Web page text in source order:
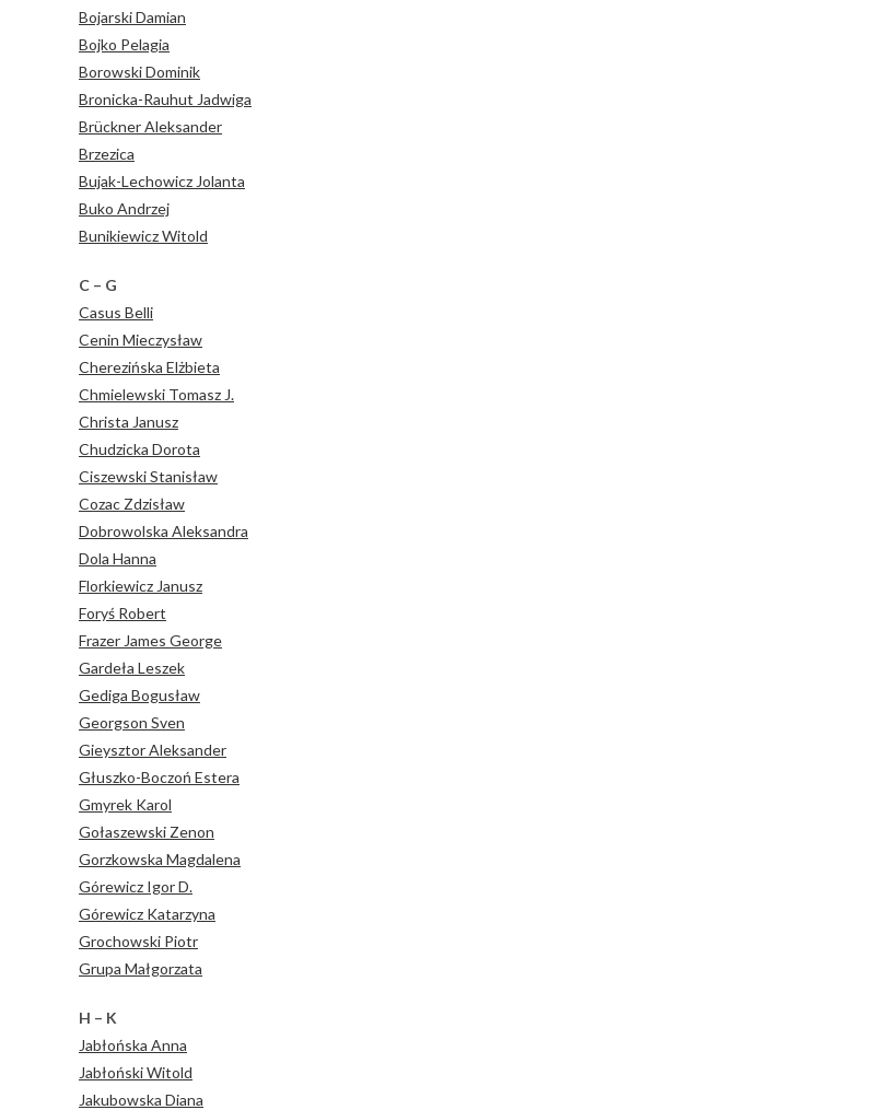
Bojarski Damian
Bojko Pelagia
Borowski Dominik
Bronicka-Rauhut Jadwiga
Brückner Aleksander
Brzezica
Bujak-Lechowicz Jolanta
Buko Andrzej
Bunikiewicz Witold
C – G
Casus Belli
Cenin Mieczysław
Cherezińska Elżbieta
Chmielewski Tomasz J.
Christa Janusz
Chudzicka Dorota
Ciszewski Stanisław
Cozac Zdzisław
Dobrowolska Aleksandra
Dola Hanna
Florkiewicz Janusz
Foryś Robert
Frazer James George
Gardeła Leszek
Gediga Bogusław
Georgson Sven
Gieysztor Aleksander
Głuszko-Boczoń Estera
Gmyrek Karol
Gołaszewski Zenon
Gorzkowska Magdalena
Górewicz Igor D.
Górewicz Katarzyna
Grochowski Piotr
Grupa Małgorzata
H – K
Jabłońska Anna
Jabłoński Witold
Jakubowska Diana